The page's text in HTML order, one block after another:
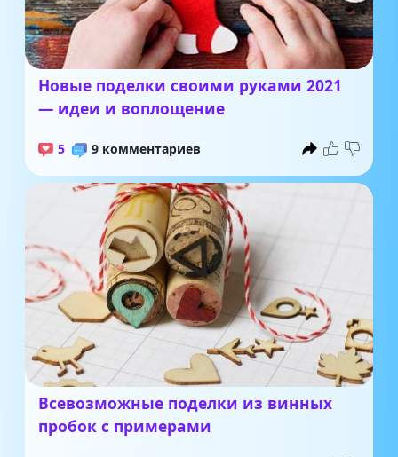
Новые поделки своими руками 2021
— идеи и воплощение
5 9 комментариев
Всевозможные поделки из винных
пробок с примерами